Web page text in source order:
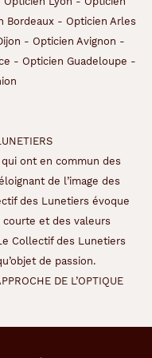
Bordeaux- Opticien Arles
- Opticien Avignon -
- Opticien Guadeloupe -
ont en commun des
de l’image des
des Lunetiers évoque
et des valeurs
Collectif des Lunetiers
de passion.
DE L’OPTIQUE